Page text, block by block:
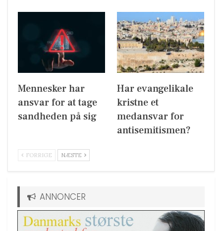
Mennesker har
ansvar for at tage
sandheden på sig
Har evangelikale
kristne et
medansvar for
antisemitismen?
FORRIGE NÆSTE
ANNONCER